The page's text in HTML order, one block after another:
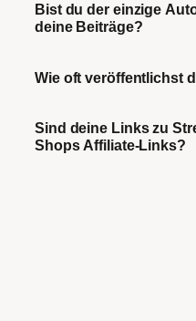
Bist du der einzige
deine Beiträge?
Wie oft veröffentlichst
Sind deine Links zu
Shops Affiliate-Links?